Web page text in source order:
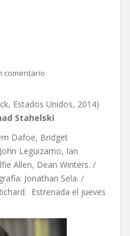
comentario
Estados Unidos, 2014)
Stahelski
Dafoe, Bridget
Leguizamo, Ian
Allen, Dean Winters. /
Jonathan Sela. /
Estrenada el jueves